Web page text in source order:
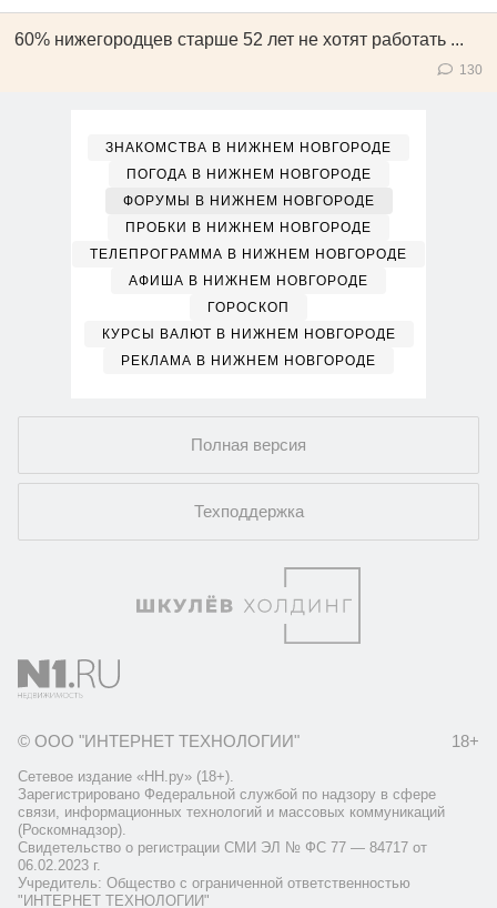
60% нижегородцев старше 52 лет не хотят работать ...
130
ЗНАКОМСТВА В НИЖНЕМ НОВГОРОДЕ
ПОГОДА В НИЖНЕМ НОВГОРОДЕ
ФОРУМЫ В НИЖНЕМ НОВГОРОДЕ
ПРОБКИ В НИЖНЕМ НОВГОРОДЕ
ТЕЛЕПРОГРАММА В НИЖНЕМ НОВГОРОДЕ
АФИША В НИЖНЕМ НОВГОРОДЕ
ГОРОСКОП
КУРСЫ ВАЛЮТ В НИЖНЕМ НОВГОРОДЕ
РЕКЛАМА В НИЖНЕМ НОВГОРОДЕ
Полная версия
Техподдержка
© ООО "ИНТЕРНЕТ ТЕХНОЛОГИИ" 18+
Сетевое издание «НН.ру» (18+).
Зарегистрировано Федеральной службой по надзору в сфере
связи, информационных технологий и массовых коммуникаций
(Роскомнадзор).
Свидетельство о регистрации СМИ ЭЛ № ФС 77 — 84717 от
06.02.2023 г.
Учредитель: Общество с ограниченной ответственностью
"ИНТЕРНЕТ ТЕХНОЛОГИИ"